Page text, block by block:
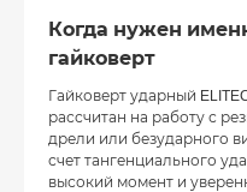
Когда нужен
гайковерт
Гайковерт ударный
рассчитан на работу с
дрели или безударного
счет тангенциального
высокий момент и